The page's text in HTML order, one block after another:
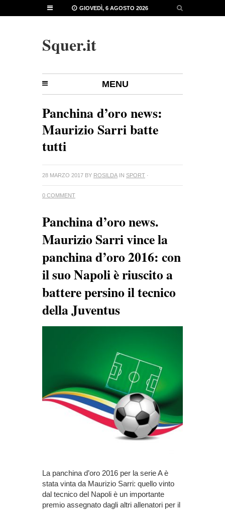
GIOVEDÌ, 6 AGOSTO 2026
Squer.it
MENU
Panchina d’oro news:
Maurizio Sarri batte
tutti
28 MARZO 2017 BY ROSILDA IN SPORT ·
0 COMMENT
Panchina d’oro news.
Maurizio Sarri vince la
panchina d’oro 2016: con
il suo Napoli è riuscito a
battere persino il tecnico
della Juventus
La panchina d’oro 2016 per la serie A è
stata vinta da Maurizio Sarri: quello vinto
dal tecnico del Napoli è un importante
premio assegnato dagli altri allenatori per il